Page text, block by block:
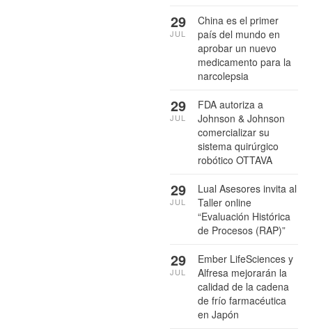
China es el primer
país del mundo en
aprobar un nuevo
medicamento para la
narcolepsia
29
JUL
FDA autoriza a
Johnson & Johnson
comercializar su
sistema quirúrgico
robótico OTTAVA
29
JUL
Lual Asesores invita al
Taller online
“Evaluación Histórica
de Procesos (RAP)”
29
JUL
Ember LifeSciences y
Alfresa mejorarán la
calidad de la cadena
de frío farmacéutica
en Japón
29
JUL